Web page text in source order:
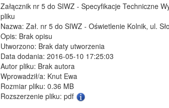
Załącznik nr 5 do SIWZ - Specyfikacje Techniczne
pliku
Nazwa: Zał. nr 5 do SIWZ - Oświetlenie Kolnik, ul.
Opis: Brak opisu
Utworzono: Brak daty utworzenia
Data dodania: 2016-05-10 17:25:03
Autor pliku: Brak autora
Wprowadził/a: Knut Ewa
Rozmiar pliku: 0.36 MB
Rozszerzenie pliku: pdf